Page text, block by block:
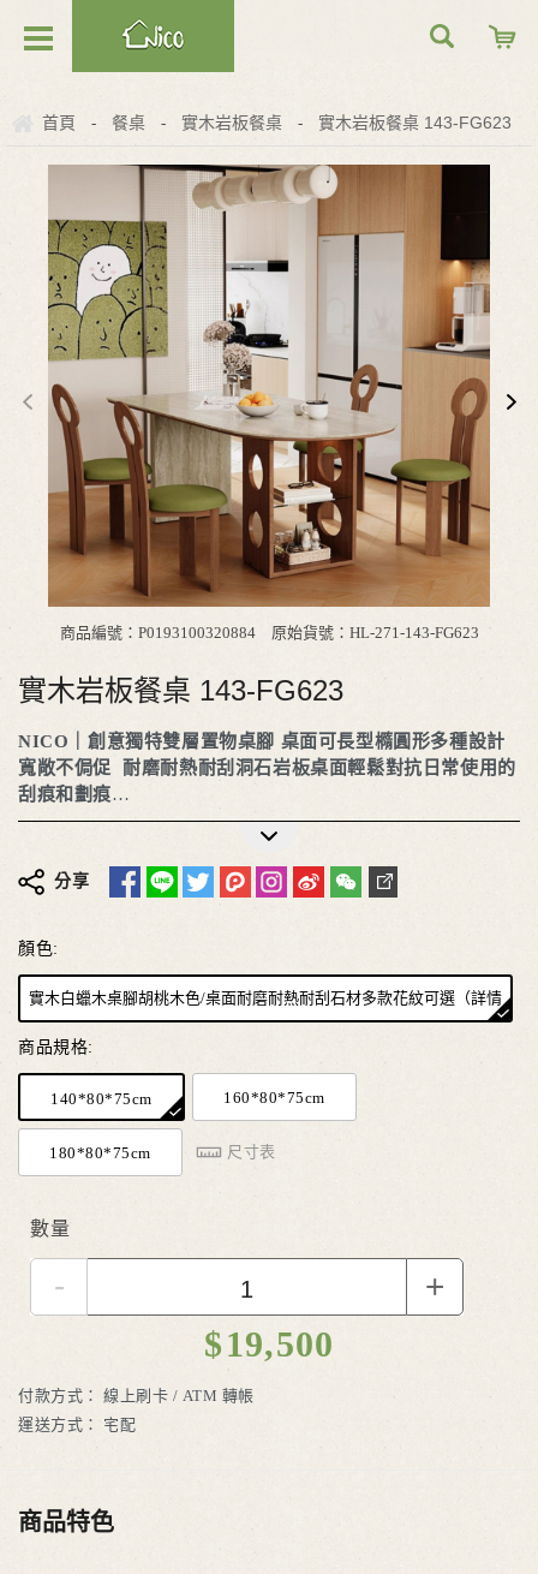
首頁 - 餐桌 - 實木岩板餐桌 - 實木岩板餐桌 143-FG623
商品編號：P0193100320884 原始貨號：HL-271-143-FG623
實木岩板餐桌 143-FG623
NICO｜創意獨特雙層置物桌腳 桌面可長型橢圓形多種設計
寬敞不侷促 耐磨耐熱耐刮洞石岩板桌面輕鬆對抗日常使用的
刮痕和劃痕
更多詳細介紹
分享
顏色:
實木白蠟木桌腳胡桃木色/桌面耐磨耐熱耐刮石材多款花紋可選（詳情
商品規格:
140*80*75cm 160*80*75cm
180*80*75cm 尺寸表
數量
- +
$19,500
付款方式： 線上刷卡 / ATM 轉帳
運送方式：
宅配
商品特色